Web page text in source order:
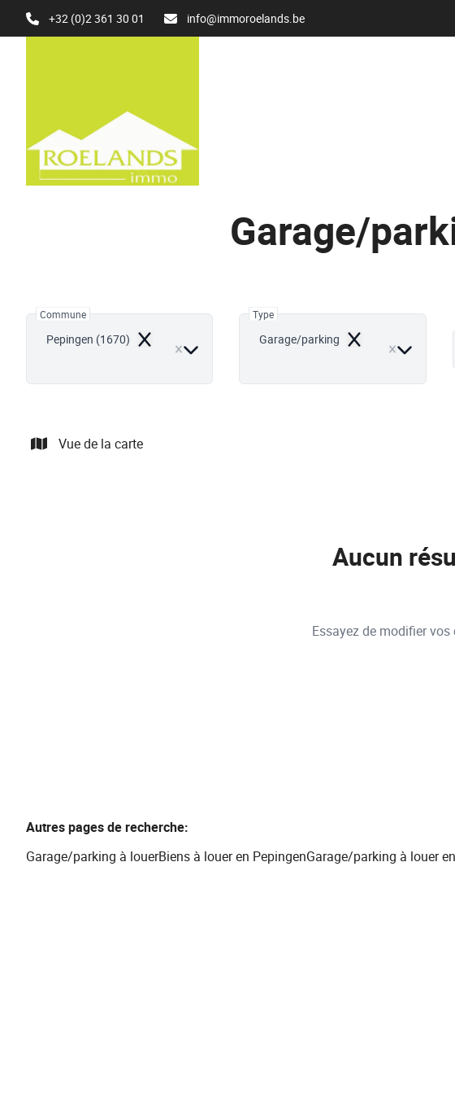
Aller au contenu principal
+32 (0)2 361 30 01 info@immoroelands.be
Garage/
Commune
Pepingen (1670) Remove
Type
Garage/parking Remove
Vue de la carte
Aucun
Essayez de modifier
Autres pages de recherche:
Garage/parking à louerBiens à louer en PepingenGarage/parking à louer